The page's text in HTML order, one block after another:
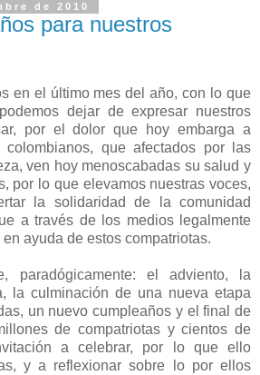
de 2010
para nuestros
en el último mes del año, con lo que
dejar de expresar nuestros
por el dolor que hoy embarga a
que afectados por las
ven hoy menoscabadas su salud y
por lo que elevamos nuestras voces,
la solidaridad de la comunidad
a través de los medios legalmente
ayuda de estos compatriotas.
paradógicamente: el adviento, la
la culminación de una nueva etapa
un nuevo cumpleaños y el final de
de compatriotas y cientos de
a celebrar, por lo que ello
y a reflexionar sobre lo por ellos